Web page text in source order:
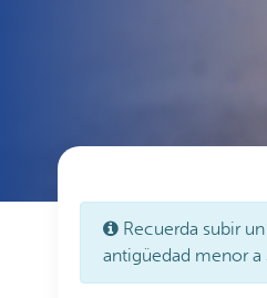
Recuerda subir
antigüedad menor a